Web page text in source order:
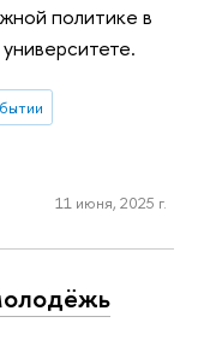
политике в
11 июня, 2025 г.